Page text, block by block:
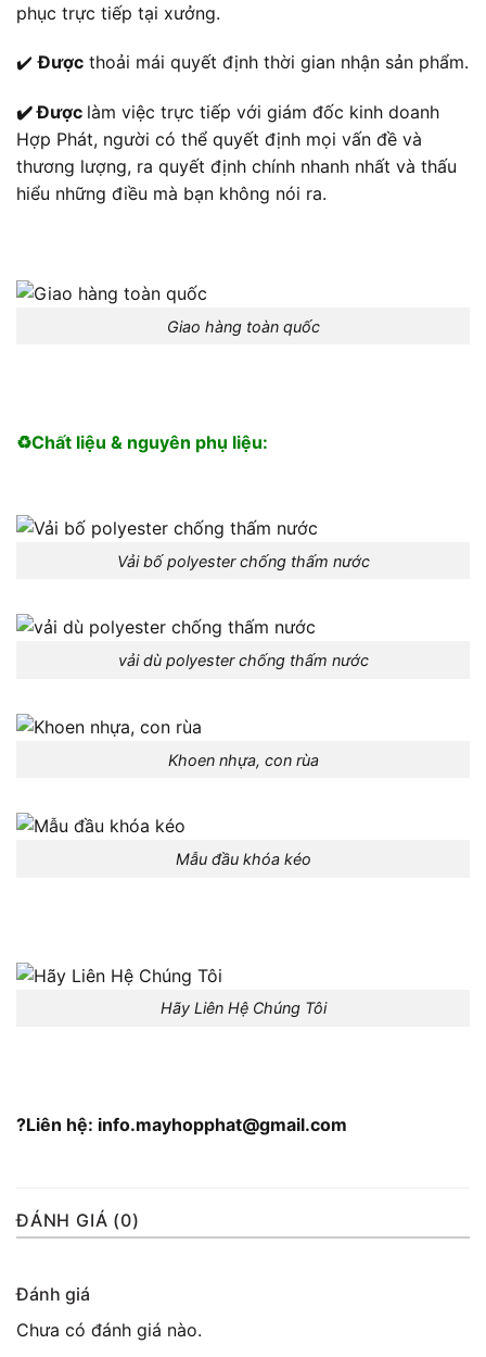
phục trực tiếp tại xưởng.
✔️Được thoải mái quyết định thời gian nhận sản phẩm.
✔️ Được làm việc trực tiếp với giám đốc kinh doanh
Hợp Phát, người có thể quyết định mọi vấn đề và
thương lượng, ra quyết định chính nhanh nhất và thấu
hiểu những điều mà bạn không nói ra.
Giao hàng toàn quốc
♻️Chất liệu & nguyên phụ liệu:
Vải bố polyester chống thấm nước
vải dù polyester chống thấm nước
Khoen nhựa, con rùa
Mẫu đầu khóa kéo
Hãy Liên Hệ Chúng Tôi
?Liên hệ: info.mayhopphat@gmail.com
ĐÁNH GIÁ (0)
Đánh giá
Chưa có đánh giá nào.